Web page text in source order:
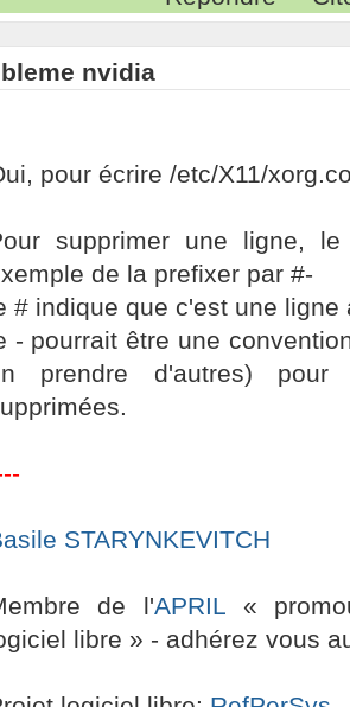
nvidia
pour écrire /etc/X11/
supprimer une ligne,
de la prefixer par #-
# indique que c'est une ligne
- pourrait être une
prendre d'autres) pour
STARYNKEVITCH
de l'APRIL «
libre » - adhérez vous